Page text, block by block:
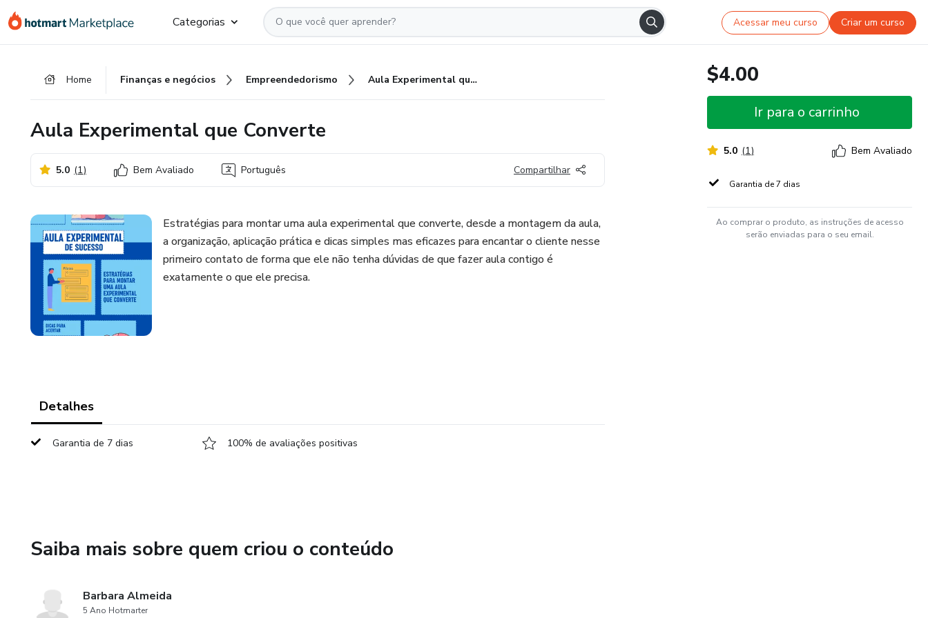
para
para
para
Categorias Acessar meu curso Criar um curso
Home Finanças e negócios Empreendedorismo Aula Experimental que Converte
Aula Experimental que Converte
5.0 (1) Bem Avaliado Português Compartilhar
Estratégias para montar uma aula experimental que converte, desde a montagem da aula,
a organização, aplicação prática e dicas simples mas eficazes para encantar o cliente nesse
primeiro contato de forma que ele não tenha dúvidas de que fazer aula contigo é
exatamente o que ele precisa.
Detalhes
Garantia de 7 dias 100% de avaliações positivas
Saiba mais sobre quem criou o conteúdo
Barbara Almeida
5 Ano Hotmarter
$4.00
Ir para o carrinho
5.0 (1) Bem Avaliado
Garantia de 7 dias
Ao comprar o produto, as instruções de acesso
serão enviadas para o seu email.